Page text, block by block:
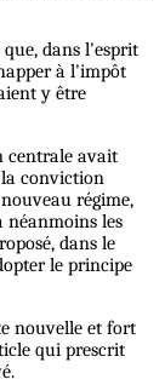
que, dans l'esprit
à l'impôt
y être
centrale avait
la conviction
régime,
néanmoins les
dans le
le principe
nouvelle et fort
qui prescrit